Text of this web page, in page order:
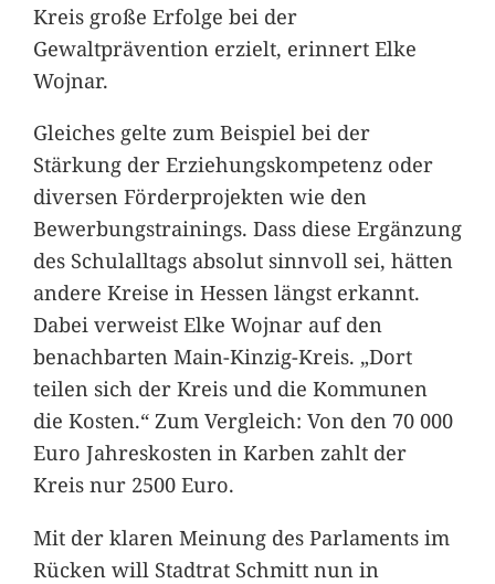
Kreis große Erfolge bei der
Gewaltprävention erzielt, erinnert Elke
Wojnar.
Gleiches gelte zum Beispiel bei der
Stärkung der Erziehungskompetenz oder
diversen Förderprojekten wie den
Bewerbungstrainings. Dass diese Ergänzung
des Schulalltags absolut sinnvoll sei, hätten
andere Kreise in Hessen längst erkannt.
Dabei verweist Elke Wojnar auf den
benachbarten Main-Kinzig-Kreis. „Dort
teilen sich der Kreis und die Kommunen
die Kosten.“ Zum Vergleich: Von den 70 000
Euro Jahreskosten in Karben zahlt der
Kreis nur 2500 Euro.
Mit der klaren Meinung des Parlaments im
Rücken will Stadtrat Schmitt nun in